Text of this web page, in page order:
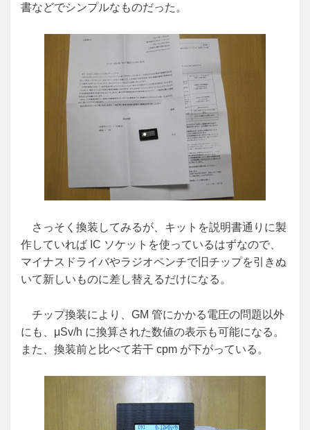
書などでシンプルなものだった。
さっそく換装してみるが、キットを説明書通りに製
作していれば IC ソケットを使っているはずなので、
マイナスドライバやラジオペンチで旧チップを引きぬ
いて新しいものに差し替えるだけになる。
チップ換装により、GM 管にかかる電圧の問題以外
にも、μSv/h に換算された数値の表示も可能になる。
また、換装前と比べて若干 cpm が下がっている。